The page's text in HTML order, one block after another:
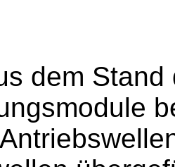
dem Stand